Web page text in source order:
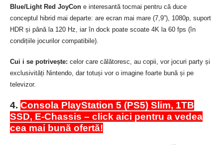
Blue/Light Red JoyCon e interesantă tocmai pentru că duce
conceptul hibrid mai departe: are ecran mai mare (7,9”), 1080p, suport
HDR și până la 120 Hz, iar în dock poate scoate 4K la 60 fps (în
condițiile jocurilor compatibile).
Cui i se potrivește: celor care călătoresc, au copii, vor jocuri party și
exclusivități Nintendo, dar totuși vor o imagine foarte bună și pe
televizor.
4. Consola PlayStation 5 (PS5) Slim, 1TB
SSD, E-Chassis – click aici pentru a vedea
cea mai bună ofertă!